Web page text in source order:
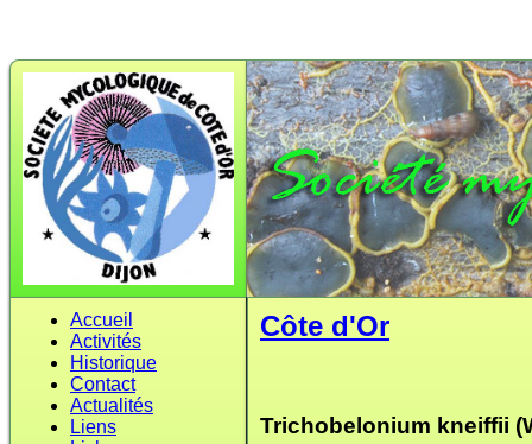
Accueil
Activités
Historique
Contact
Actualités
Liens
Côte d'Or
Trichobelonium kneiffii